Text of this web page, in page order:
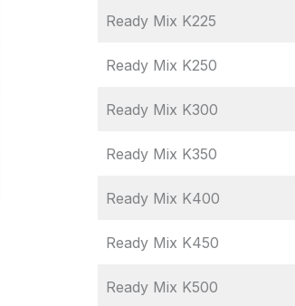
Ready Mix K225
Ready Mix K250
Ready Mix K300
Ready Mix K350
Ready Mix K400
Ready Mix K450
Ready Mix K500